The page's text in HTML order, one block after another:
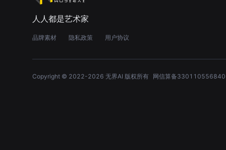
人人都是艺术家
品牌素材 隐私政策 用户协议
Copyright © 2022-2026 无界AI 版权所有 网信算备